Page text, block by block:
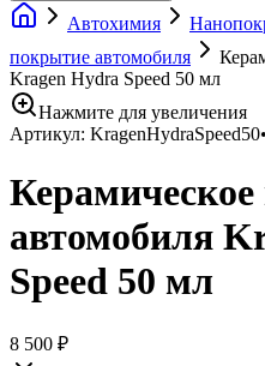
Автохимия
покрытие автомобиля
Kragen Hydra Speed 50 мл
Нажмите для увеличения
Артикул: KragenHydraSpeed50•
автомобиля
Speed 50 мл
8 500 ₽